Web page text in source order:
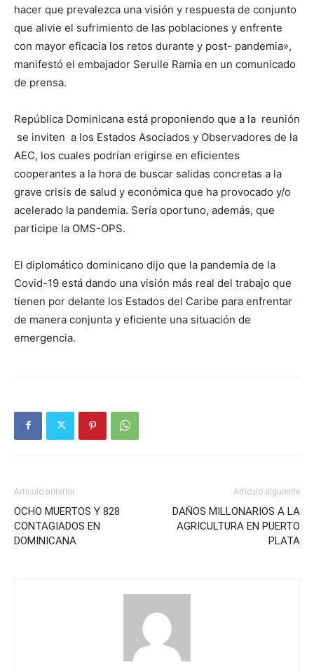
hacer que prevalezca una visión y respuesta de conjunto
que alivie el sufrimiento de las poblaciones y enfrente
con mayor eficacia los retos durante y post- pandemia»,
manifestó el embajador Serulle Ramia en un comunicado
de prensa.
República Dominicana está proponiendo que a la reunión
se inviten a los Estados Asociados y Observadores de la
AEC, los cuales podrían erigirse en eficientes
cooperantes a la hora de buscar salidas concretas a la
grave crisis de salud y económica que ha provocado y/o
acelerado la pandemia. Sería oportuno, además, que
participe la OMS-OPS.
El diplomático dominicano dijo que la pandemia de la
Covid-19 está dando una visión más real del trabajo que
tienen por delante los Estados del Caribe para enfrentar
de manera conjunta y eficiente una situación de
emergencia.
Artículo anterior
OCHO MUERTOS Y 828
CONTAGIADOS EN
DOMINICANA
Artículo siguiente
DAÑOS MILLONARIOS A LA
AGRICULTURA EN PUERTO
PLATA